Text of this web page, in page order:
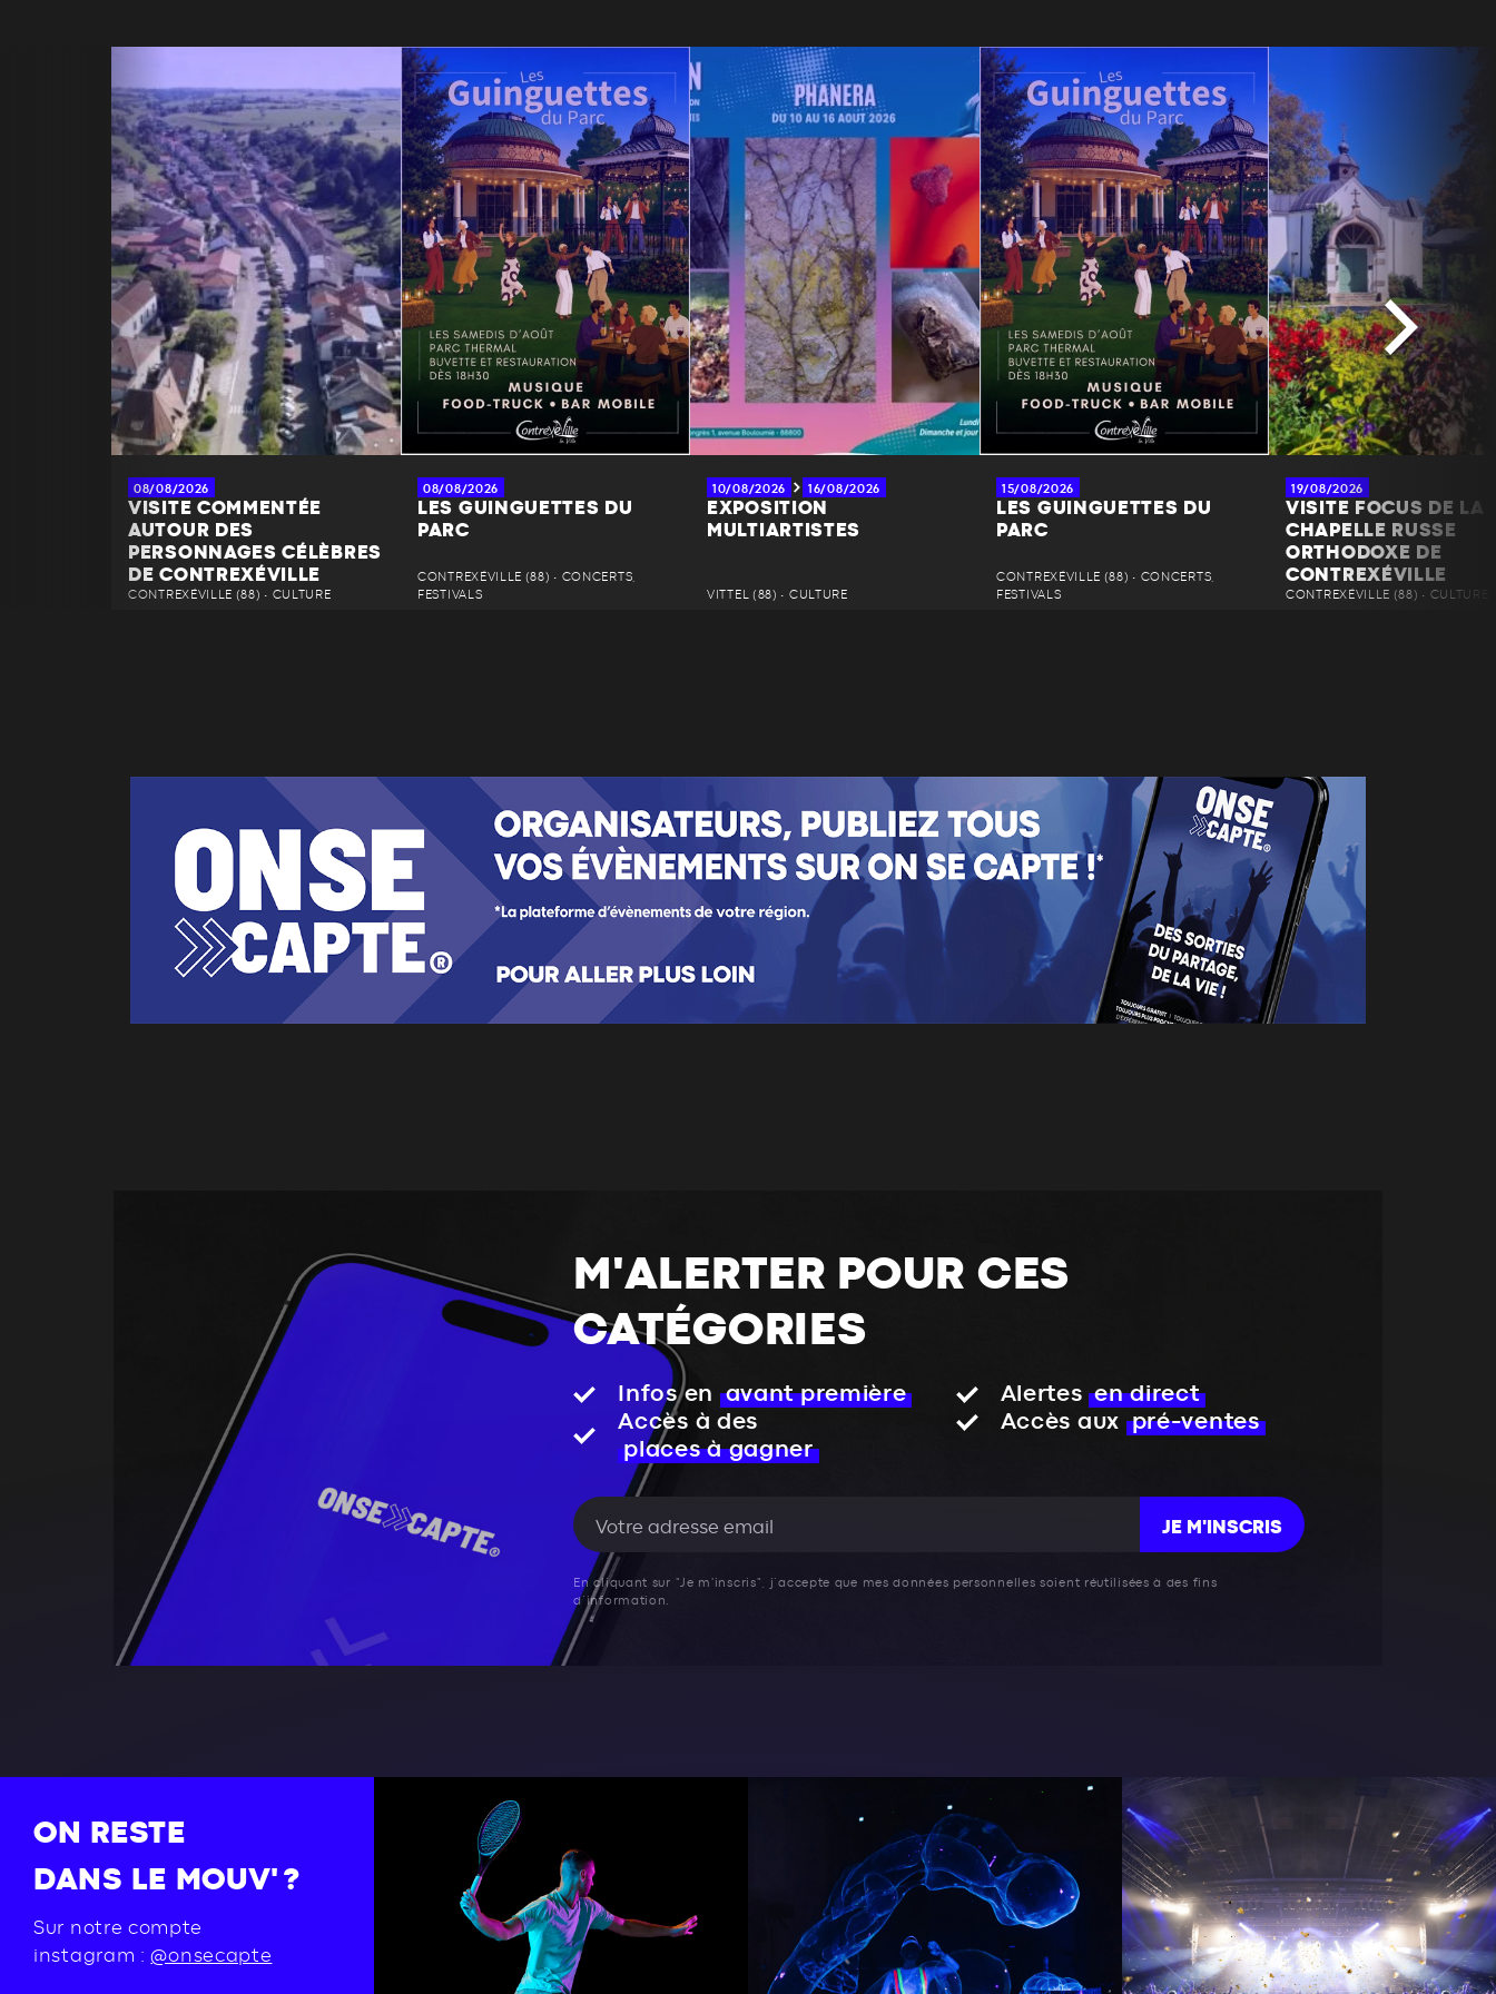
08/08/2026
VISITE COMMENTÉE
AUTOUR DES
PERSONNAGES CÉLÈBRES
DE CONTREXÉVILLE
CONTREXÉVILLE (88) • CULTURE
08/08/2026
LES GUINGUETTES DU
PARC
CONTREXÉVILLE (88) • CONCERTS,
FESTIVALS
10/08/2026 16/08/2026
EXPOSITION
MULTIARTISTES
VITTEL (88) • CULTURE
15/08/2026
LES GUINGUETTES DU
PARC
CONTREXÉVILLE (88) • CONCERTS,
FESTIVALS
19/08/2026
VISITE FOCUS DE LA
CHAPELLE RUSSE
ORTHODOXE DE
CONTREXÉVILLE
CONTREXÉVILLE (88) • CULTURE
M'ALERTER POUR CES
CATÉGORIES
Infos en avant première Alertes en direct
Accès à des
places à gagner
Accès aux pré-ventes
JE M'INSCRIS
En cliquant sur "Je m'inscris", j’accepte que mes données personnelles soient réutilisées à des fins
d’information.
ON RESTE
DANS LE MOUV' ?
Sur notre compte
instagram :@onsecapte